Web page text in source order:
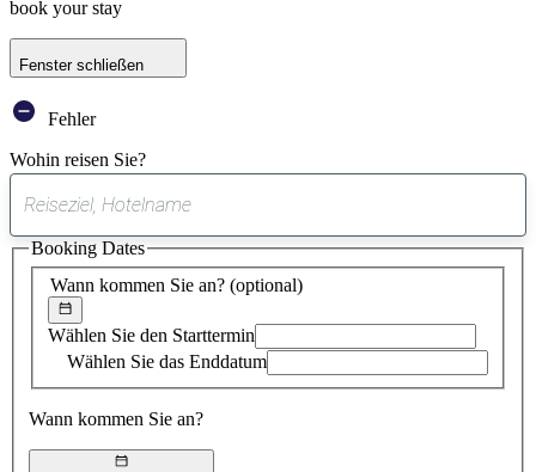
book your stay
Fenster schließen
Fehler
Wohin reisen Sie?
gefundener
Vorschlag
Wann kommen Sie an? (optional)
Wählen Sie den Starttermin
Wählen Sie das Enddatum
Wann kommen Sie an?
Booking Dates